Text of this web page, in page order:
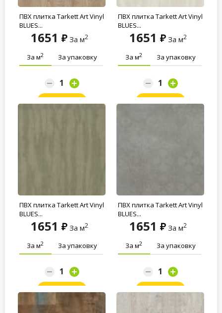
ПВХ плитка Tarkett Art Vinyl
BLUES...
1651 За м2
За м2 За упаковку
Заказать
ПВХ плитка Tarkett Art Vinyl
BLUES...
1651 За м2
За м2 За упаковку
Заказать
ПВХ плитка Tarkett Art Vinyl
BLUES...
1651 За м2
За м2 За упаковку
Заказать
ПВХ плитка Tarkett Art Vinyl
BLUES...
1651 За м2
За м2 За упаковку
Заказать